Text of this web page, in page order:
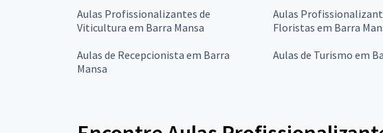
Aulas Profissionalizantes de
Viticultura em Barra Mansa
Aulas
Floristas em Barra
Aulas de Recepcionista em Barra
Mansa
Aulas de Turismo em